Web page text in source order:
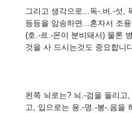
그리고 생각으로...독-.버.-섯,
등등을 암송하면...혼자서 조
(호.-르.-몬이 분비돼서) 물론
것을 사 드시는것도 중요합니
왼쪽 뇌로는? 뇌.-검을 돌리
고, 입으로는 용.-명.-봉-.음을